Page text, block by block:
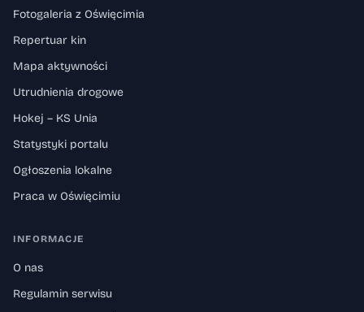
Fotogaleria z Oświęcimia
Repertuar kin
Mapa aktywności
Utrudnienia drogowe
Hokej – KS Unia
Statystyki portalu
Ogłoszenia lokalne
Praca w Oświęcimiu
INFORMACJE
O nas
Regulamin serwisu